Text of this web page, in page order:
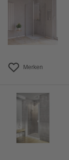
Merken